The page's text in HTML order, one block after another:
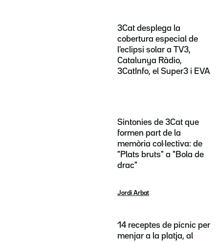
3Cat desplega la
cobertura especial de
l'eclipsi solar a TV3,
Catalunya Ràdio,
3CatInfo, el Super3 i EVA
Sintonies de 3Cat que
formen part de la
memòria col·lectiva: de
"Plats bruts" a "Bola de
drac"
Jordi Arbat
14 receptes de pícnic per
menjar a la platja, al